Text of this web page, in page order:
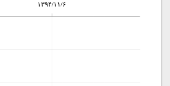
۱۳۹۴/۱۱/۶